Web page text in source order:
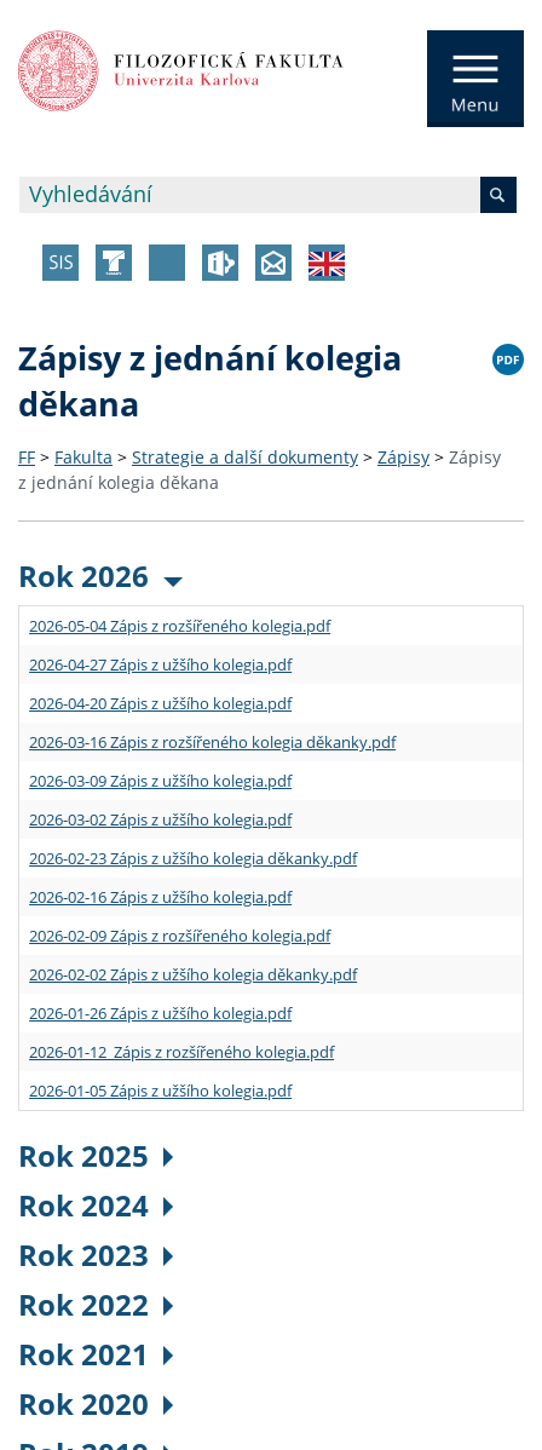
Zápisy z jednání kolegia
děkana
FF > Fakulta > Strategie a další dokumenty > Zápisy > Zápisy
z jednání kolegia děkana
Rok 2026
2026-05-04 Zápis z rozšířeného kolegia.pdf
2026-04-27 Zápis z užšího kolegia.pdf
2026-04-20 Zápis z užšího kolegia.pdf
2026-03-16 Zápis z rozšířeného kolegia děkanky.pdf
2026-03-09 Zápis z užšího kolegia.pdf
2026-03-02 Zápis z užšího kolegia.pdf
2026-02-23 Zápis z užšího kolegia děkanky.pdf
2026-02-16 Zápis z užšího kolegia.pdf
2026-02-09 Zápis z rozšířeného kolegia.pdf
2026-02-02 Zápis z užšího kolegia děkanky.pdf
2026-01-26 Zápis z užšího kolegia.pdf
2026-01-12 Zápis z rozšířeného kolegia.pdf
2026-01-05 Zápis z užšího kolegia.pdf
Rok 2025
Rok 2024
Rok 2023
Rok 2022
Rok 2021
Rok 2020